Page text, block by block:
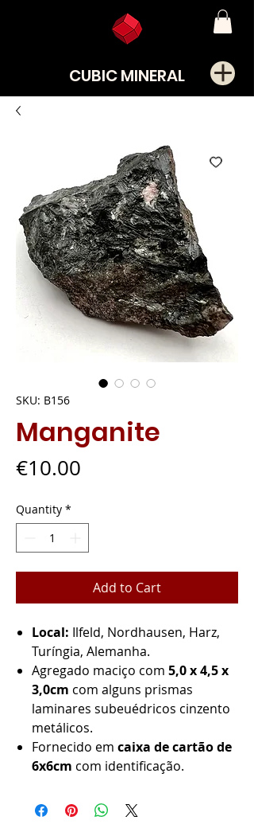
CUBIC MINERAL
SKU: B156
Manganite
€10.00
Quantity *
Add to Cart
Local: Ilfeld, Nordhausen, Harz,
Turíngia, Alemanha.
Agregado maciço com 5,0 x 4,5 x
3,0cm com alguns prismas
laminares subeuédricos cinzento
metálicos.
Fornecido em caixa de cartão de
6x6cm com identificação.